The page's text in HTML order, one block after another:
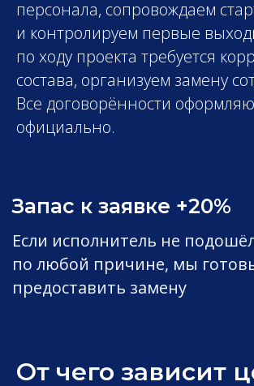
персонала, сопровождаем
и контролируем первые
по ходу проекта требуется
состава, организуем замену
Все договорённости
официально.
От чего зависит